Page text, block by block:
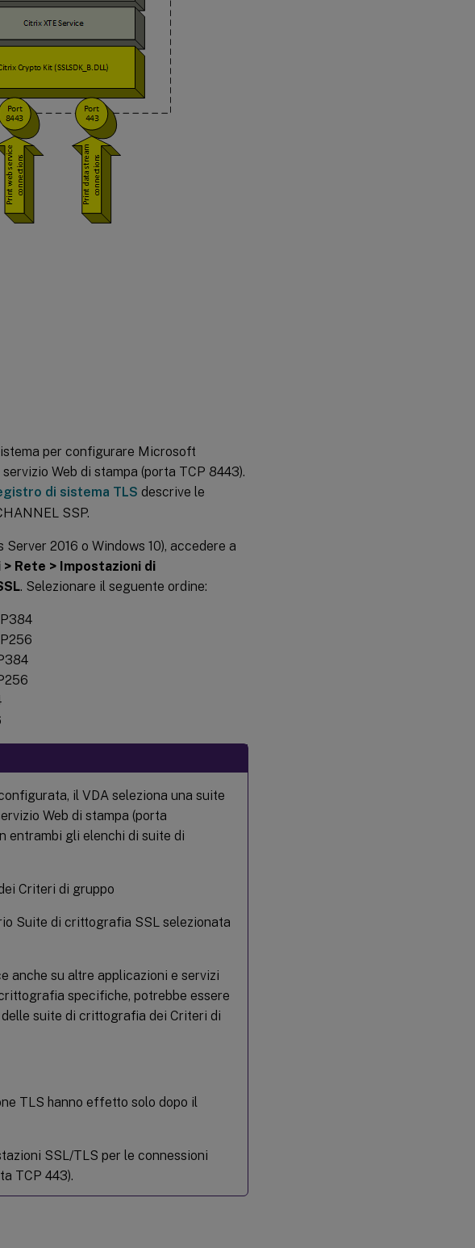
per configurare Microsoft
Web di stampa (porta TCP 8443).
di sistema TLS descrive le
SSP.
2016 o Windows 10), accedere a
Rete > Impostazioni di
. Selezionare il seguente ordine:
il VDA seleziona una suite
Web di stampa (porta
entrambi gli elenchi di suite di
Criteri di gruppo
Suite di crittografia SSL selezionata
anche su altre applicazioni e servizi
specifiche, potrebbe essere
suite di crittografia dei Criteri di
TLS hanno effetto solo dopo il
SSL/TLS per le connessioni
TCP 443).